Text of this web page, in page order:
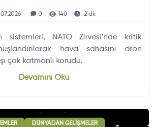
0 140 2 dk
sistemleri, NATO Zirvesi’nde kritik
hava sahasını dron
çok katmanlı korudu.
Devamını Oku
DÜNYADAN GELIŞMELER